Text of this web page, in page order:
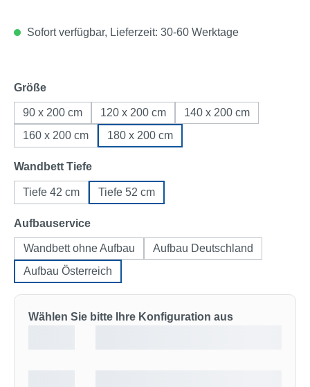
Sofort verfügbar, Lieferzeit: 30-60 Werktage
Größeauswählen
90 x 200 cm 120 x 200 cm
140 x 200 cm
160 x 200 cm
180 x 200 cm
Wandbett Tiefeauswählen
Tiefe 42 cm Tiefe 52 cm
Aufbauserviceauswählen
Wandbett ohne Aufbau
Aufbau Deutschland
Aufbau Österreich
Wählen Sie bitte Ihre Konfiguration aus